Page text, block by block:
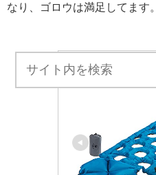
なり、ゴロウは満足してます。